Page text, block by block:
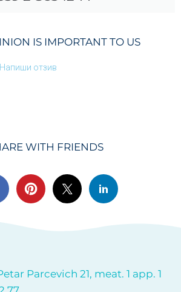
IS IMPORTANT TO US
Напиши отзив
WITH FRIENDS
Parcevich 21, meat. 1 app. 1